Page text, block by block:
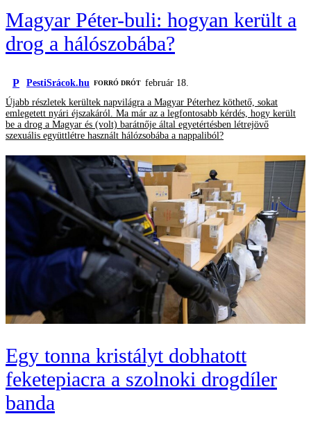
Magyar Péter-buli: hogyan került a
drog a hálószobába?
P PestiSrácok.hu FORRÓ DRÓT február 18.
Újabb részletek kerültek napvilágra a Magyar Péterhez köthető, sokat
emlegetett nyári éjszakáról. Ma már az a legfontosabb kérdés, hogy került
be a drog a Magyar és (volt) barátnője által egyetértésben létrejövő
szexuális együttlétre használt hálózsobába a nappaliból?
Egy tonna kristályt dobhatott
feketepiacra a szolnoki drogdíler
banda